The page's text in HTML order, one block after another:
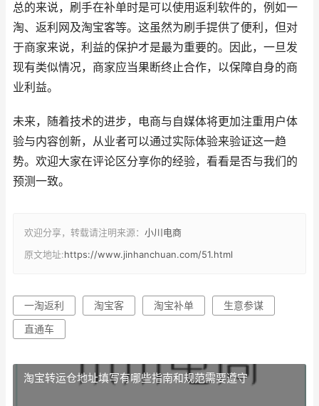
总的来说，刷手在补单时是可以使用返利软件的，例如一
淘、返利网及淘宝客等。这虽然为刷手提供了便利，但对
于商家来说，利益的保护才是最为重要的。因此，一旦发
现有类似情况，商家应当果断终止合作，以保障自身的商
业利益。
未来，随着技术的进步，电商与自媒体将更加注重用户体
验与内容创新，从业者可以通过实际体验来验证这一趋
势。欢迎大家在评论区分享你的经验，看看是否与我们的
预测一致。
欢迎分享，转载请注明来源： 小川电商
原文地址:https://www.jinhanchuan.com/51.html
一淘返利 淘宝客 淘宝补单
生意参谋
直通车
淘宝转运仓地址填写有哪些指南和规范需要遵守